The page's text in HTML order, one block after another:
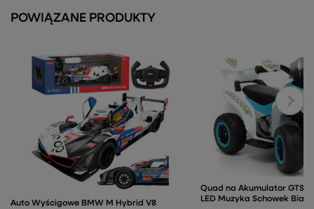
POWIĄZANE PRODUKTY
Auto Wyścigowe BMW M Hybrid V8
Quad na Akumulator
LED Muzyka Schowek